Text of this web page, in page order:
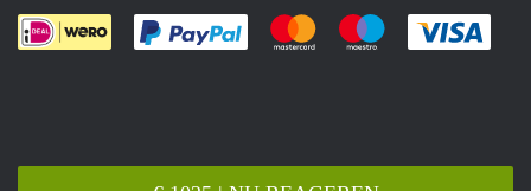
Je rekent gemakkelijk af met Paypal
Je rekent gemakkelijk af met
Je rekent